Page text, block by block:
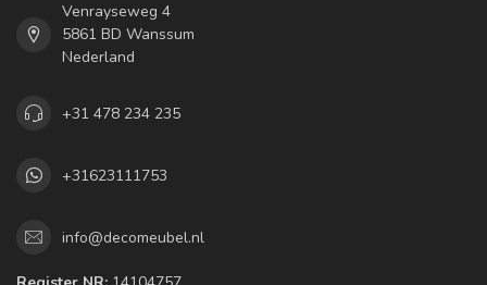
Venrayseweg 4
5861 BD Wanssum
Nederland
+31 478 234 235
+31623111753
info@decomeubel.nl